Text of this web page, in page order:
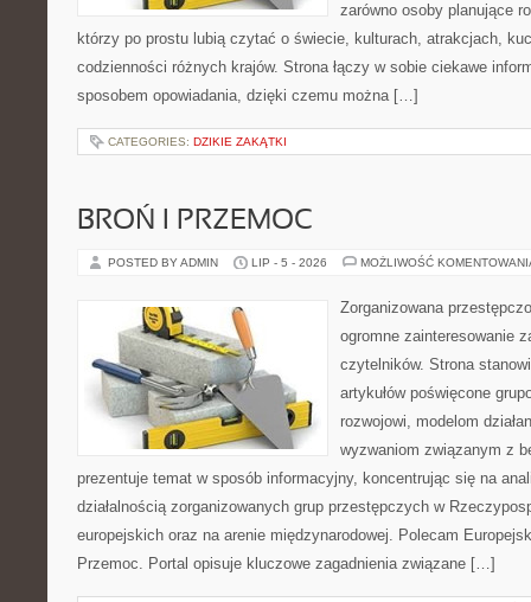
zarówno osoby planujące
którzy po prostu lubią czytać o świecie, kulturach, atrakcjach,
codzienności różnych krajów. Strona łączy w sobie ciekawe
sposobem opowiadania, dzięki czemu można […]
CATEGORIES: DZIKIE ZAKĄTKI
BROŃ I PRZEMOC
POSTED BY ADMIN LIP - 5 - 2026 MOŻLIWOŚĆ
Zorganizowana
ogromne zainteresowanie
czytelników. Strona
artykułów poświęcone
rozwojowi, modelom
wyzwaniom związanym z
prezentuje temat w sposób informacyjny, koncentrując się na
działalnością zorganizowanych grup przestępczych w
europejskich oraz na arenie międzynarodowej. Polecam
Przemoc. Portal opisuje kluczowe zagadnienia związane […]